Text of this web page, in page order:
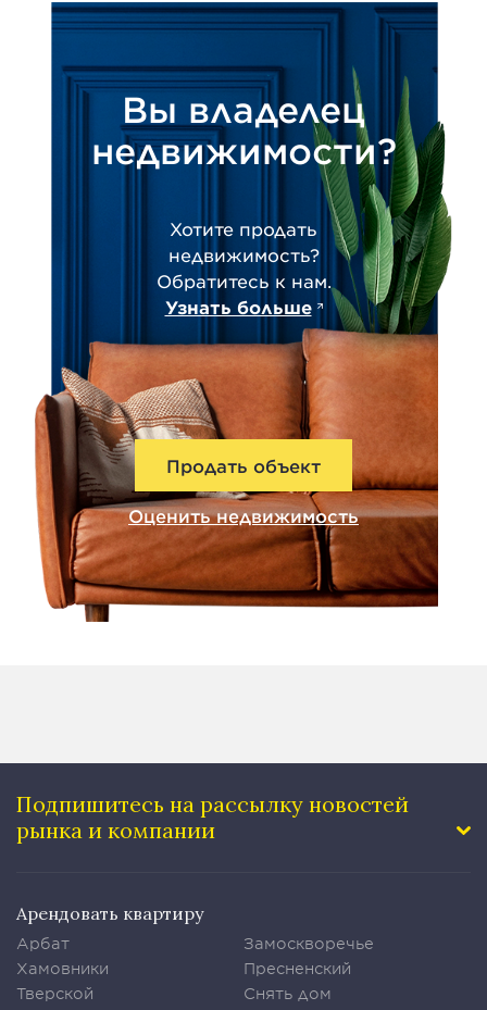
Вы владелец
недвижимости?
Хотите продать
недвижимость?
Обратитесь к нам.
Узнать больше
Продать объект
Оценить недвижимость
Подпишитесь на рассылку новостей
рынка и компании
Арендовать квартиру
Арбат
Хамовники
Тверской
Замоскворечье
Пресненский
Снять дом